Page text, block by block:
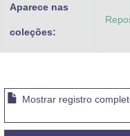
Aparece nas
coleções:
Mostrar registro